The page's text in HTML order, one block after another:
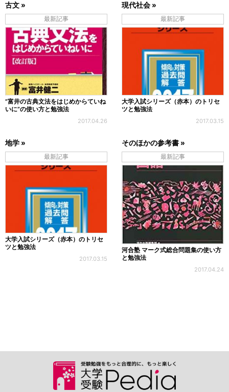
古文 »
最新記事
”富井の古典文法をはじめからていね
いに”の使い方と勉強法
2017.04.26
現代社会 »
最新記事
大学入試シリーズ（赤本）のトリセ
ツと勉強法
2017.03.15
地学 »
最新記事
大学入試シリーズ（赤本）のトリセ
ツと勉強法
2017.03.15
そのほかの参考書 »
最新記事
河合塾 マーク式総合問題集の使い方
と勉強法
2017.04.24